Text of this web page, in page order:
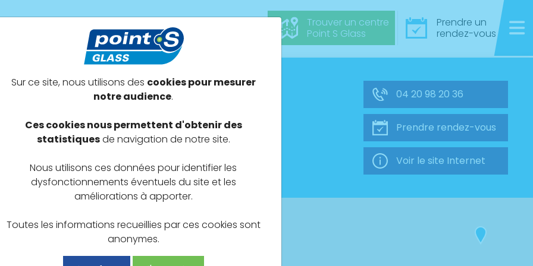
Devenir adhérent Offres exclusives
Trouver un centre
Point S Glass
Prendre un
rendez-vous
sur-l'Herbasse
04 20 98 20 36
Prendre rendez-vous
Voir le site Internet
Sur ce site, nous utilisons des cookies pour mesurer
notre audience.
Ces cookies nous permettent d'obtenir des
statistiquesde navigation de notre site.
Nous utilisons ces données pour identifier les
dysfonctionnements éventuels du site et les
améliorations à apporter.
Toutes les informations recueillies par ces cookies sont
anonymes.